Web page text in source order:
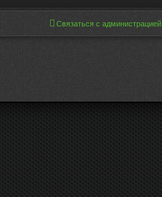
Связаться с администрацией